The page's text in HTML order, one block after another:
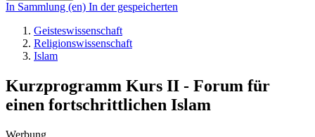
In Sammlung (en) In der gespeicherten
Geisteswissenschaft
Religionswissenschaft
Islam
Kurzprogramm Kurs II - Forum für
einen fortschrittlichen Islam
Werbung